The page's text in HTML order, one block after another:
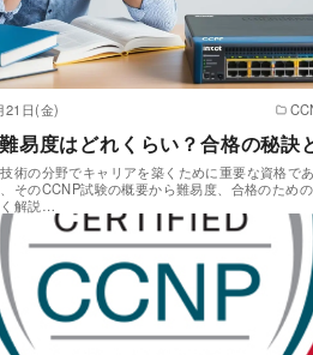
21日(金)
易度はどれくらい？合格の秘訣
術の分野でキャリアを築くために重要な資格であ
そのCCNP試験の概要から難易度、合格のため
解説…